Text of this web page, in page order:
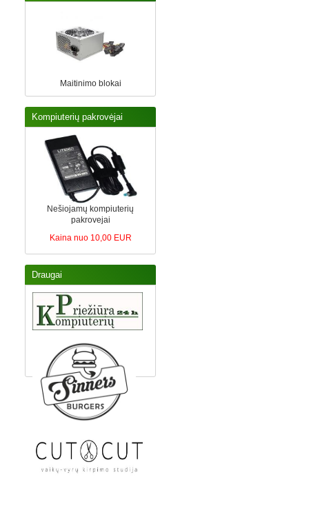
Maitinimo blokai
Kompiuterių pakrovėjai
Nešiojamų kompiuterių
pakrovejai
Kaina nuo 10,00 EUR
Draugai